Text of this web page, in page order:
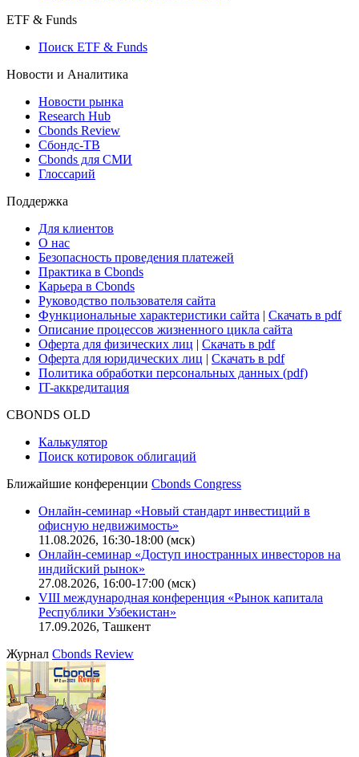
ETF & Funds
Поиск ETF & Funds
Новости и Аналитика
Новости рынка
Research Hub
Cbonds Review
Сбондс-ТВ
Cbonds для СМИ
Глоссарий
Поддержка
Для клиентов
О нас
Безопасность проведения платежей
Практика в Cbonds
Карьера в Cbonds
Руководство пользователя сайта
Функциональные характеристики сайта | Скачать в pdf
Описание процессов жизненного цикла сайта
Оферта для физических лиц | Скачать в pdf
Оферта для юридических лиц | Скачать в pdf
Политика обработки персональных данных (pdf)
IT-аккредитация
CBONDS OLD
Калькулятор
Поиск котировок облигаций
Ближайшие конференции Cbonds Congress
Онлайн-семинар «Новый стандарт инвестиций в
офисную недвижимость»
11.08.2026, 16:30-18:00 (мск)
Онлайн-семинар «Доступ иностранных инвесторов на
индийский рынок»
27.08.2026, 16:00-17:00 (мск)
VIII международная конференция «Рынок капитала
Республики Узбекистан»
17.09.2026, Ташкент
Журнал Cbonds Review